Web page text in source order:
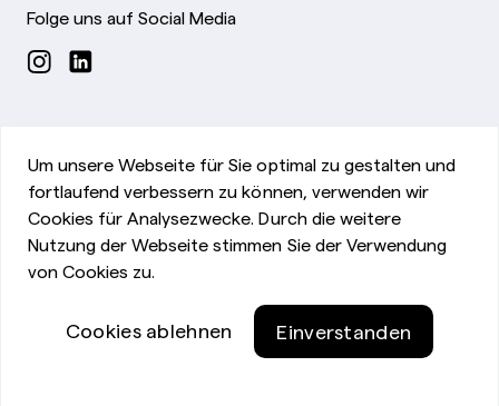
Folge uns auf Social Media
Impressum
Um unsere Webseite für Sie optimal zu gestalten und
fortlaufend verbessern zu können, verwenden wir
Cookies für Analysezwecke. Durch die weitere
Nutzung der Webseite stimmen Sie der Verwendung
von Cookies zu.
Cookies ablehnen Einverstanden